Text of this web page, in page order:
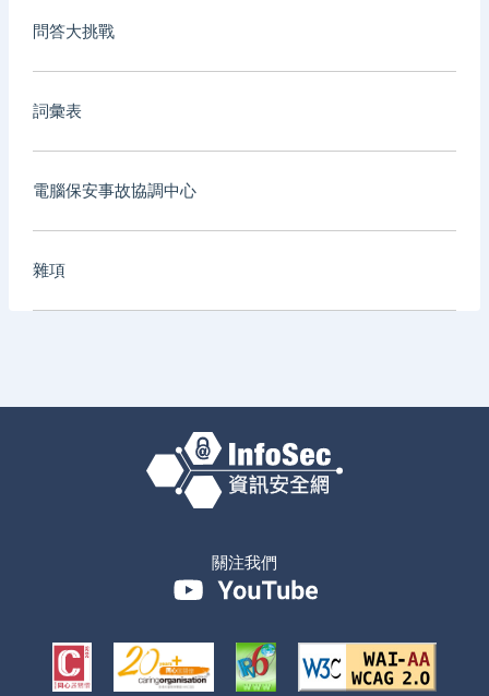
問答大挑戰
詞彙表
電腦保安事故協調中心
雜項
關注我們